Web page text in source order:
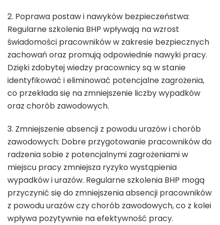
2. Poprawa postaw i nawyków bezpieczeństwa:
Regularne szkolenia BHP wpływają na wzrost
świadomości pracowników w zakresie bezpiecznych
zachowań oraz promują odpowiednie nawyki pracy.
Dzięki zdobytej wiedzy pracownicy są w stanie
identyfikować i eliminować potencjalne zagrożenia,
co przekłada się na zmniejszenie liczby wypadków
oraz chorób zawodowych.
3. Zmniejszenie absencji z powodu urazów i chorób
zawodowych: Dobre przygotowanie pracowników do
radzenia sobie z potencjalnymi zagrożeniami w
miejscu pracy zmniejsza ryzyko wystąpienia
wypadków i urazów. Regularne szkolenia BHP mogą
przyczynić się do zmniejszenia absencji pracowników
z powodu urazów czy chorób zawodowych, co z kolei
wpływa pozytywnie na efektywność pracy.